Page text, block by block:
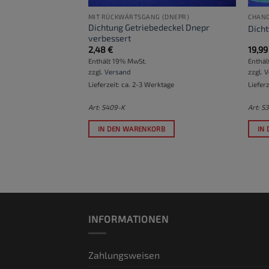
MIT RÜCKWÄRTSGANG (DNEPR)
Dichtung Getriebedeckel Dnepr
verbessert
2,48€
Enthält 19% MwSt.
zzgl. Versand
Lieferzeit: ca. 2-3 Werktage
Art: S409-K
IN DEN WARENKORB
zzgl.
Art:
IN
INFORMATIONEN
Zahlungsweisen